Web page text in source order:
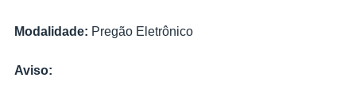
Modalidade: Pregão Eletrônico
Aviso: